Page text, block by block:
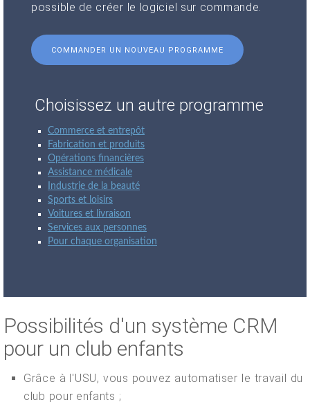
possible de créer le logiciel sur commande.
COMMANDER UN NOUVEAU PROGRAMME
Choisissez un autre programme
Commerce et entrepôt
Fabrication et produits
Opérations financières
Assistance médicale
Industrie de la beauté
Sports et loisirs
Voitures et livraison
Services aux personnes
Pour chaque organisation
Possibilités d'un système CRM
pour un club enfants
Grâce à l'USU, vous pouvez automatiser le travail du
club pour enfants ;